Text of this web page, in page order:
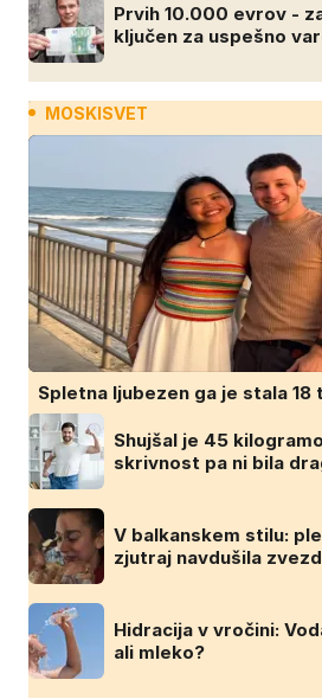
Prvih 10.000 evrov -
ključen za uspešno
MOSKISVET
Spletna ljubezen ga je stala 18
Shujšal je 45
skrivnost pa ni bila
V balkanskem stilu:
zjutraj navdušila
Hidracija v vročini:
ali mleko?